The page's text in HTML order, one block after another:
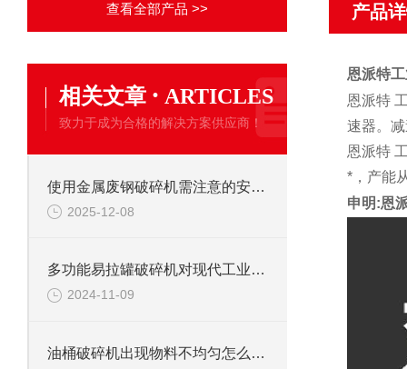
查看全部产品 >>
相关文章 · ARTICLES
致力于成为合格的解决方案供应商！
使用金属废钢破碎机需注意的安全事项
2025-12-08
多功能易拉罐破碎机对现代工业的影响
2024-11-09
油桶破碎机出现物料不均匀怎么办？
产品
恩派特
恩派特
速器。
恩派特
*，产能
申明:恩